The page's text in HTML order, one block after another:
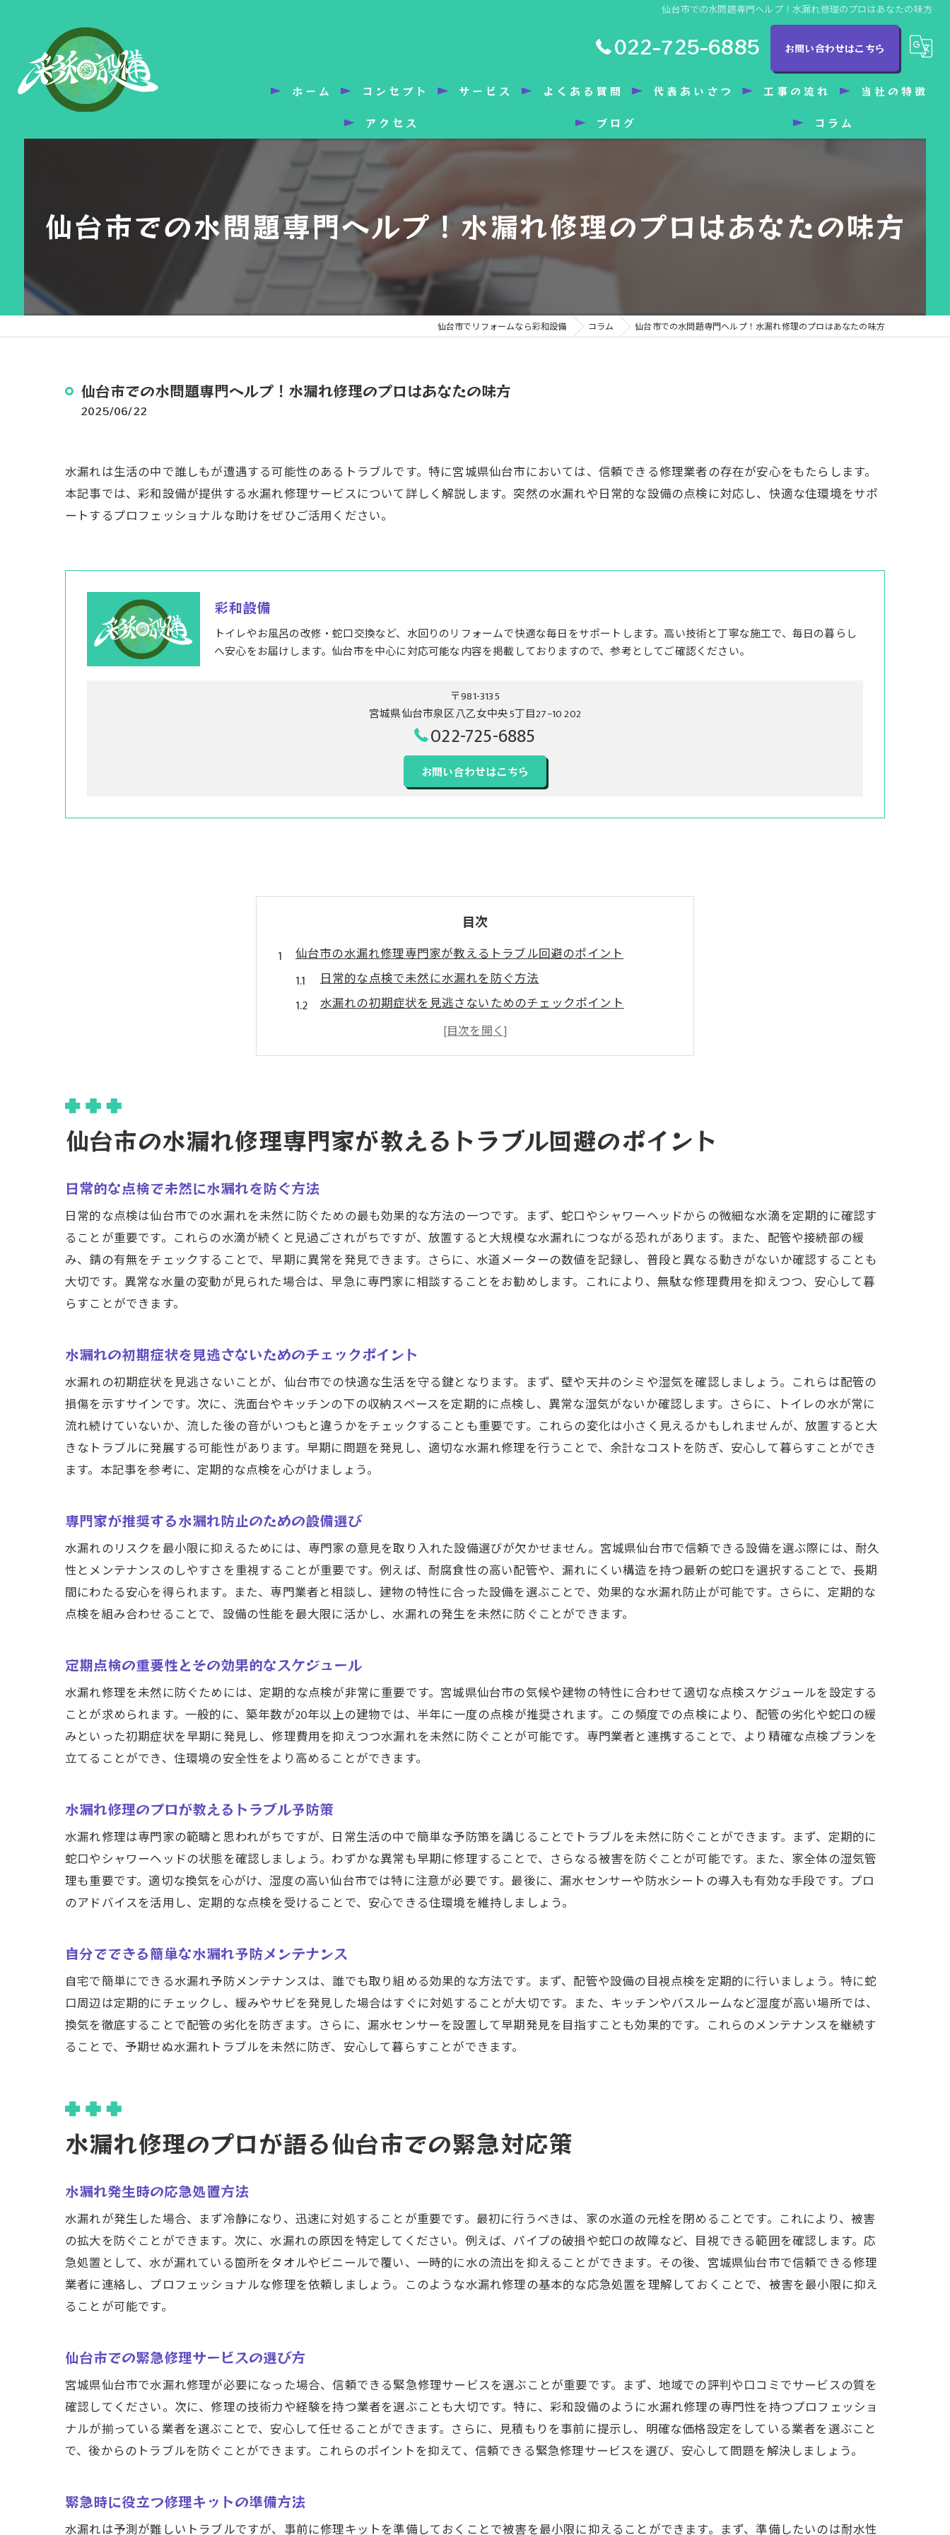
仙台市での水問題専門ヘルプ！水漏れ修理のプロはあなたの味方
022-725-6885 お問い合わせはこちら
ホーム コンセプト サービス よくある質問 代表あいさつ 工事の流れ 当社の特徴
トイレ
バリアフリー
アクセス ブログ コラム
仙台市での水問題専門ヘルプ！水漏れ修理のプロはあなたの味方
仙台市でリフォームなら彩和設備 コラム 仙台市での水問題専門ヘルプ！水漏れ修理のプロはあなたの味方
仙台市での水問題専門ヘルプ！水漏れ修理のプロはあなたの味方
2025/06/22
水漏れは生活の中で誰しもが遭遇する可能性のあるトラブルです。特に宮城県仙台市においては、信頼できる修理業者の存在が安心をもたらします。
本記事では、彩和設備が提供する水漏れ修理サービスについて詳しく解説します。突然の水漏れや日常的な設備の点検に対応し、快適な住環境をサポ
ートするプロフェッショナルな助けをぜひご活用ください。
彩和設備
トイレやお風呂の改修・蛇口交換など、水回りのリフォームで快適な毎日をサポートします。高い技術と丁寧な施工で、毎日の暮らし
へ安心をお届けします。仙台市を中心に対応可能な内容を掲載しておりますので、参考としてご確認ください。
〒981-3135
宮城県仙台市泉区八乙女中央5丁目27−10 202
022-725-6885
お問い合わせはこちら
目次
仙台市の水漏れ修理専門家が教えるトラブル回避のポイント
日常的な点検で未然に水漏れを防ぐ方法
水漏れの初期症状を見逃さないためのチェックポイント
専門家が推奨する水漏れ防止のための設備選び
定期点検の重要性とその効果的なスケジュール
水漏れ修理のプロが語る仙台市での緊急対応策
水漏れ発生時の応急処置方法
水漏れトラブルを迅速に解決するためのステップ
専門業者への迅速な連絡方法と準備する情報
水漏れ発生時にこれだけはやっておきたいこと
最新の修理技術とその効果的な活用法
プロの技術で安心を手に入れるためのポイント
水漏れ修理の技術革新とその利点
専門家による問題診断と修理プランの提案
技術的なサポートとアフターケアの重要性
水漏れ修理の重要性と仙台市での信頼できる業者選びのコツ
口コミから見る信頼度の高い修理業者
業者選びで失敗しないための確認事項
見積もり比較でわかる業者の信頼度
信頼できる業者が提供する保証内容
業者選びで重視すべきポイントと注意点
彩和設備の特徴とその強み
利用者から見た彩和設備の評価と口コミ
彩和設備が提供する安心のサポート体制
顧客満足度が高い理由とその秘密
水漏れ修理のプロが教える仙台市での予防策とメンテナンスの重要性
水漏れを防ぐための定期メンテナンスの重要性
予防策を実践することで得られる安心感
プロが推奨する効果的なメンテナンス方法
予防策の実施で長持ちする設備の選び方
仙台市の住まいを守るための水漏れ修理と定期点検のすすめ
住まいを守るための水漏れ修理の意義
定期点検で住まいの価値を守る方法
住まいの長寿命化のためにできること
プロのサポートがもたらす安心感
サポート体制が充実した業者の選び方
水漏れ修理での安心サポートの重要性
プロのサポートを受けるメリットとその効果
仙台市の水漏れ修理専門家が教えるトラブル回避のポイント
日常的な点検で未然に水漏れを防ぐ方法
日常的な点検は仙台市での水漏れを未然に防ぐための最も効果的な方法の一つです。まず、蛇口やシャワーヘッドからの微細な水滴を定期的に確認す
ることが重要です。これらの水滴が続くと見過ごされがちですが、放置すると大規模な水漏れにつながる恐れがあります。また、配管や接続部の緩
み、錆の有無をチェックすることで、早期に異常を発見できます。さらに、水道メーターの数値を記録し、普段と異なる動きがないか確認することも
大切です。異常な水量の変動が見られた場合は、早急に専門家に相談することをお勧めします。これにより、無駄な修理費用を抑えつつ、安心して暮
らすことができます。
水漏れの初期症状を見逃さないためのチェックポイント
水漏れの初期症状を見逃さないことが、仙台市での快適な生活を守る鍵となります。まず、壁や天井のシミや湿気を確認しましょう。これらは配管の
損傷を示すサインです。次に、洗面台やキッチンの下の収納スペースを定期的に点検し、異常な湿気がないか確認します。さらに、トイレの水が常に
流れ続けていないか、流した後の音がいつもと違うかをチェックすることも重要です。これらの変化は小さく見えるかもしれませんが、放置すると大
きなトラブルに発展する可能性があります。早期に問題を発見し、適切な水漏れ修理を行うことで、余計なコストを防ぎ、安心して暮らすことができ
ます。本記事を参考に、定期的な点検を心がけましょう。
専門家が推奨する水漏れ防止のための設備選び
水漏れのリスクを最小限に抑えるためには、専門家の意見を取り入れた設備選びが欠かせません。宮城県仙台市で信頼できる設備を選ぶ際には、耐久
性とメンテナンスのしやすさを重視することが重要です。例えば、耐腐食性の高い配管や、漏れにくい構造を持つ最新の蛇口を選択することで、長期
間にわたる安心を得られます。また、専門業者と相談し、建物の特性に合った設備を選ぶことで、効果的な水漏れ防止が可能です。さらに、定期的な
点検を組み合わせることで、設備の性能を最大限に活かし、水漏れの発生を未然に防ぐことができます。
定期点検の重要性とその効果的なスケジュール
水漏れ修理を未然に防ぐためには、定期的な点検が非常に重要です。宮城県仙台市の気候や建物の特性に合わせて適切な点検スケジュールを設定する
ことが求められます。一般的に、築年数が20年以上の建物では、半年に一度の点検が推奨されます。この頻度での点検により、配管の劣化や蛇口の緩
みといった初期症状を早期に発見し、修理費用を抑えつつ水漏れを未然に防ぐことが可能です。専門業者と連携することで、より精確な点検プランを
立てることができ、住環境の安全性をより高めることができます。
水漏れ修理のプロが教えるトラブル予防策
水漏れ修理は専門家の範疇と思われがちですが、日常生活の中で簡単な予防策を講じることでトラブルを未然に防ぐことができます。まず、定期的に
蛇口やシャワーヘッドの状態を確認しましょう。わずかな異常も早期に修理することで、さらなる被害を防ぐことが可能です。また、家全体の湿気管
理も重要です。適切な換気を心がけ、湿度の高い仙台市では特に注意が必要です。最後に、漏水センサーや防水シートの導入も有効な手段です。プロ
のアドバイスを活用し、定期的な点検を受けることで、安心できる住環境を維持しましょう。
自分でできる簡単な水漏れ予防メンテナンス
自宅で簡単にできる水漏れ予防メンテナンスは、誰でも取り組める効果的な方法です。まず、配管や設備の目視点検を定期的に行いましょう。特に蛇
口周辺は定期的にチェックし、緩みやサビを発見した場合はすぐに対処することが大切です。また、キッチンやバスルームなど湿度が高い場所では、
換気を徹底することで配管の劣化を防ぎます。さらに、漏水センサーを設置して早期発見を目指すことも効果的です。これらのメンテナンスを継続す
ることで、予期せぬ水漏れトラブルを未然に防ぎ、安心して暮らすことができます。
水漏れ修理のプロが語る仙台市での緊急対応策
水漏れ発生時の応急処置方法
水漏れが発生した場合、まず冷静になり、迅速に対処することが重要です。最初に行うべきは、家の水道の元栓を閉めることです。これにより、被害
の拡大を防ぐことができます。次に、水漏れの原因を特定してください。例えば、パイプの破損や蛇口の故障など、目視できる範囲を確認します。応
急処置として、水が漏れている箇所をタオルやビニールで覆い、一時的に水の流出を抑えることができます。その後、宮城県仙台市で信頼できる修理
業者に連絡し、プロフェッショナルな修理を依頼しましょう。このような水漏れ修理の基本的な応急処置を理解しておくことで、被害を最小限に抑え
ることが可能です。
仙台市での緊急修理サービスの選び方
宮城県仙台市で水漏れ修理が必要になった場合、信頼できる緊急修理サービスを選ぶことが重要です。まず、地域での評判や口コミでサービスの質を
確認してください。次に、修理の技術力や経験を持つ業者を選ぶことも大切です。特に、彩和設備のように水漏れ修理の専門性を持つプロフェッショ
ナルが揃っている業者を選ぶことで、安心して任せることができます。さらに、見積もりを事前に提示し、明確な価格設定をしている業者を選ぶこと
で、後からのトラブルを防ぐことができます。これらのポイントを抑えて、信頼できる緊急修理サービスを選び、安心して問題を解決しましょう。
緊急時に役立つ修理キットの準備方法
水漏れは予測が難しいトラブルですが、事前に修理キットを準備しておくことで被害を最小限に抑えることができます。まず、準備したいのは耐水性